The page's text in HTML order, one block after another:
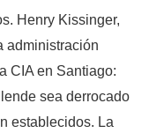
Henry Kissinger,
administración
CIA en Santiago:
sea derrocado
establecidos. La